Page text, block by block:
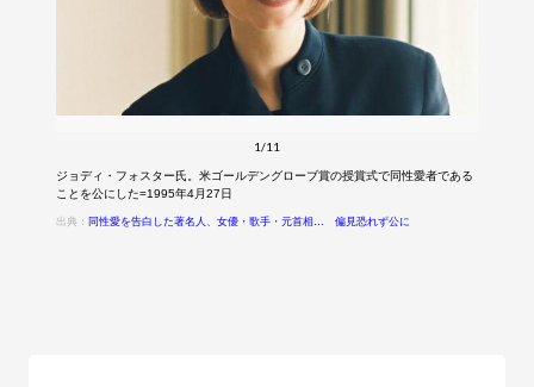
1/11
ジョディ・フォスター氏。米ゴールデングローブ賞の授賞式で同性愛者である
ことを公にした=1995年4月27日
出典： 同性愛を告白した著名人、女優・歌手・元首相… 偏見恐れず公に